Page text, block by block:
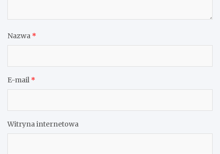
Nazwa *
E-mail *
Witryna internetowa